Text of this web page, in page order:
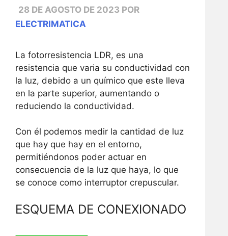
28 DE AGOSTO DE 2023 POR
ELECTRIMATICA
La fotorresistencia LDR, es una
resistencia que varia su conductividad con
la luz, debido a un químico que este lleva
en la parte superior, aumentando o
reduciendo la conductividad.
Con él podemos medir la cantidad de luz
que hay que hay en el entorno,
permitiéndonos poder actuar en
consecuencia de la luz que haya, lo que
se conoce como interruptor crepuscular.
ESQUEMA DE CONEXIONADO